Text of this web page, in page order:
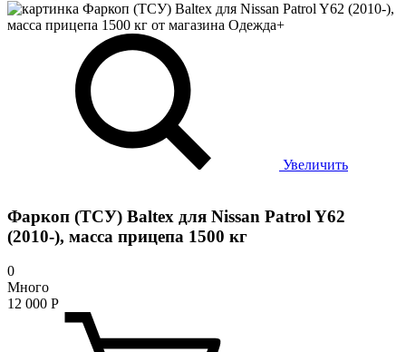
Увеличить
Фаркоп (ТСУ) Baltex для Nissan Patrol Y62
(2010-), масса прицепа 1500 кг
0
Много
12 000 Р